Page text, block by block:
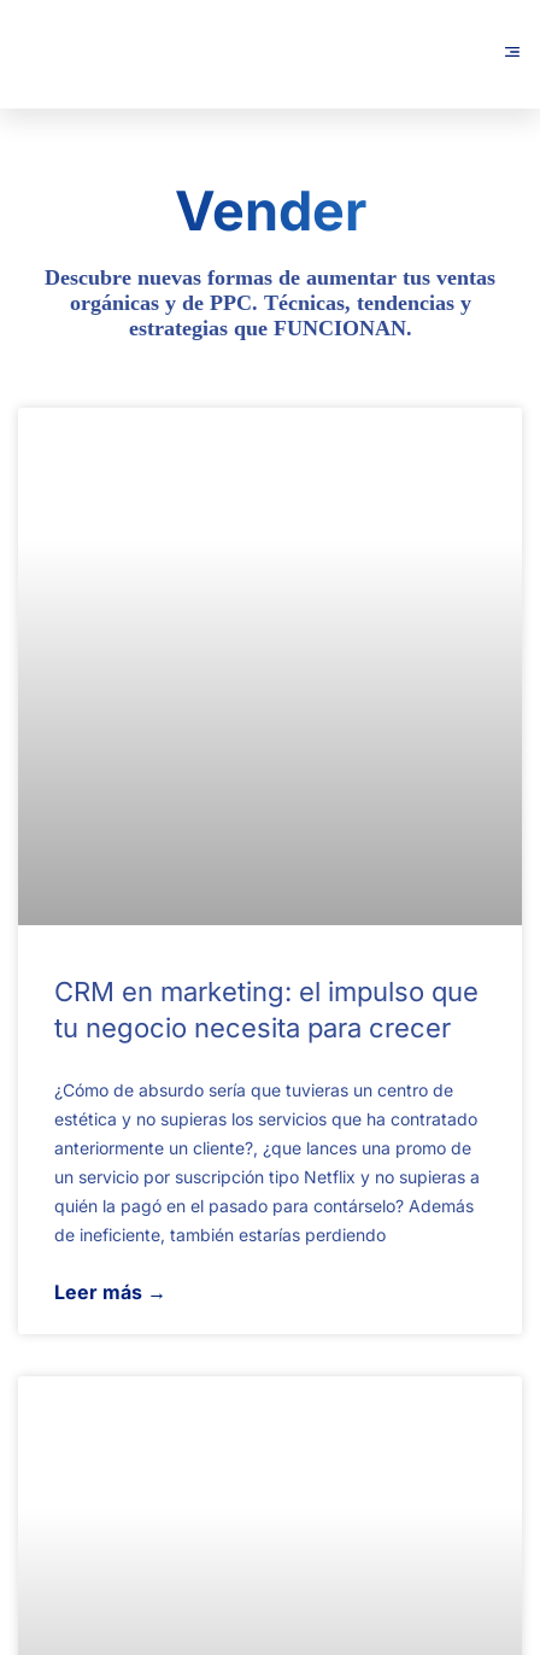
Vender
Descubre nuevas formas de aumentar tus ventas
orgánicas y de PPC. Técnicas, tendencias y
estrategias que FUNCIONAN.
CRM en marketing: el impulso que
tu negocio necesita para crecer
¿Cómo de absurdo sería que tuvieras un centro de
estética y no supieras los servicios que ha contratado
anteriormente un cliente?, ¿que lances una promo de
un servicio por suscripción tipo Netflix y no supieras a
quién la pagó en el pasado para contárselo? Además
de ineficiente, también estarías perdiendo
Leer más →